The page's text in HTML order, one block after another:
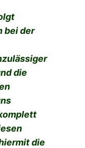
bei der
die
die